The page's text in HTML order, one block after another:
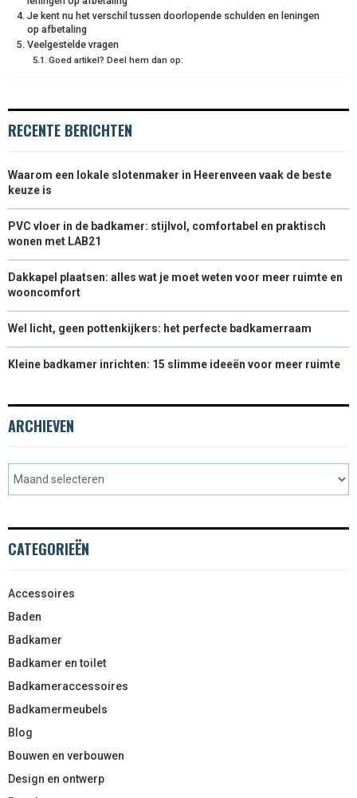
R
)
T
Je kent nu het verschil tussen doorlopende schulden en leningen
op afbetaling
Veelgestelde vragen
Goed artikel? Deel hem dan op:
RECENTE BERICHTEN
Waarom een lokale slotenmaker in Heerenveen vaak de beste
keuze is
PVC vloer in de badkamer: stijlvol, comfortabel en praktisch
wonen met LAB21
Dakkapel plaatsen: alles wat je moet weten voor meer ruimte en
wooncomfort
Wel licht, geen pottenkijkers: het perfecte badkamerraam
Kleine badkamer inrichten: 15 slimme ideeën voor meer ruimte
ARCHIEVEN
CATEGORIEËN
Accessoires
Baden
Badkamer
Badkamer en toilet
Badkameraccessoires
Badkamermeubels
Blog
Bouwen en verbouwen
Design en ontwerp